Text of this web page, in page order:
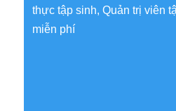
thực tập sinh, Quản trị viên
miễn phí